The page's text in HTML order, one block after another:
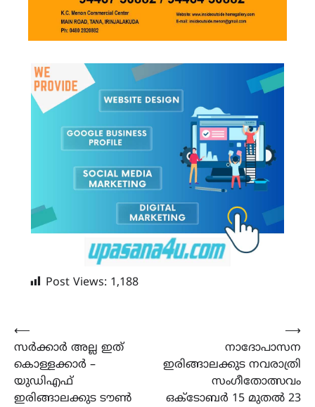
Post Views: 1,188
Post
navigation
⟵
സർക്കാർ അല്ല ഇത്
കൊള്ളക്കാർ –
യുഡിഎഫ്
ഇരിങ്ങാലക്കുട ടൗൺ
നാദോപാസന
ഇരിങ്ങാലക്കുട നവരാത്രി
സംഗീതോത്സവം
ഒക്ടോബർ 15 മുതൽ 23
⟶